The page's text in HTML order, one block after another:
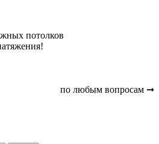
потолков
по любым вопросам ➞